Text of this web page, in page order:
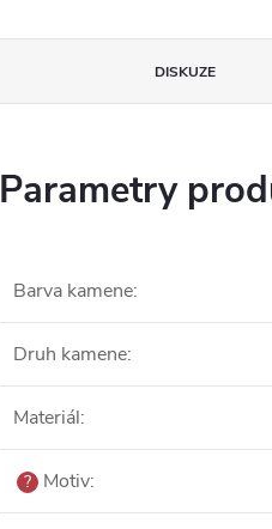
DISKUZE
Parametry
Barva kamene:
Druh kamene:
Materiál:
? Motiv: